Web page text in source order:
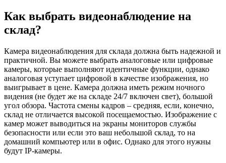
Как выбрать видеонаблюдение на
склад?
Камера видеонаблюдения для склада должна быть надежной и
практичной. Вы можете выбрать аналоговые или цифровые
камеры, которые выполняют идентичные функции, однако
аналоговая уступает цифровой в качестве изображения, но
выигрывает в цене. Камера должна иметь режим ночного
видения (не будет же на складе 24/7 включен свет), большой
угол обзора. Частота смены кадров – средняя, если, конечно,
склад не отличается высокой посещаемостью. Изображение с
камер может выводиться на экраны мониторов службы
безопасности или если это ваш небольшой склад, то на
домашний компьютер или в офис. Однако для этого нужны
будут IP-камеры.